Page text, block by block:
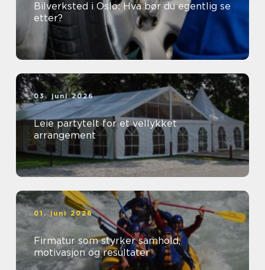
Bilverksted i Oslo: Hva bør du egentlig se
etter?
03. juni 2026
Leie partytelt for et vellykket
arrangement
01. juni 2026
Firmatur som styrker samhold,
motivasjon og resultater